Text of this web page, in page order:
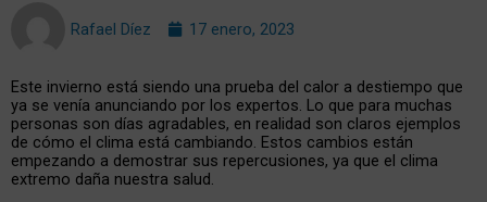
Rafael Díez 17 enero, 2023
Este invierno está siendo una prueba del calor a destiempo que
ya se venía anunciando por los expertos. Lo que para muchas
personas son días agradables, en realidad son claros ejemplos
de cómo el clima está cambiando. Estos cambios están
empezando a demostrar sus repercusiones, ya que el clima
extremo daña nuestra salud.